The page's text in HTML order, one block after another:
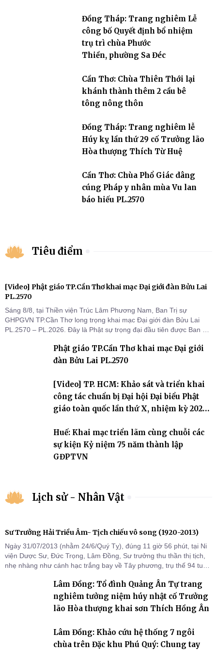
Đồng Tháp: Trang nghiêm Lễ
công bố Quyết định bổ nhiệm
trụ trì chùa Phước
Thiền, phường Sa Đéc
Cần Thơ: Chùa Thiên Thới lại
khánh thành thêm 2 cầu bê
tông nông thôn
Đồng Tháp: Trang nghiêm lễ
Húy kỵ lần thứ 29 cố Trưởng lão
Hòa thượng Thích Từ Huệ
Cần Thơ: Chùa Phổ Giác dâng
cúng Pháp y nhân mùa Vu lan
báo hiếu PL.2570
Tiêu điểm
[Video] Phật giáo TP.Cần Thơ khai mạc Đại giới đàn Bửu Lai
PL.2570
Sáng 8/8, tại Thiền viện Trúc Lâm Phương Nam, Ban Trị sự
GHPGVN TP.Cần Thơ long trọng khai mạc Đại giới đàn Bửu Lai
PL.2570 – PL.2026. Đây là Phật sự trọng đại đầu tiên được Ban Trị
thứ I, thể hiện sự quan tâm đối với công tác truyền giới, đào tạo
Tăng tài và tiếp nối mạng mạch Tăng-g
Phật giáo TP.Cần Thơ khai mạc Đại giới
đàn Bửu Lai PL.2570
[Video] TP. HCM: Khảo sát và triển khai
công tác chuẩn bị Đại hội Đại biểu Phật
giáo toàn quốc lần thứ X, nhiệm kỳ 2026-
Huế: Khai mạc triển lãm cùng chuỗi các
sự kiện Kỷ niệm 75 năm thành lập
GĐPTVN
Lịch sử - Nhân Vật
Sư Trưởng Hải Triều Âm- Tịch chiếu vô song (1920-2013)
Ngày 31/07/2013 (nhằm 24/6/Quý Tỵ), đúng 11 giờ 56 phút, tại Ni
viện Dược Sư, Đức Trọng, Lâm Đồng, Sư trưởng thu thần thị tịch,
nhẹ nhàng như cánh hạc trắng bay về Tây phương, trụ thế 94 tuổi
Lâm Đồng: Tổ đình Quảng Ân Tự trang
nghiêm tưởng niệm húy nhật cố Trưởng
lão Hòa thượng khai sơn Thích Hồng Ân
Lâm Đồng: Khảo cứu hệ thống 7 ngôi
chùa trên Đặc khu Phú Quý: Chung tay